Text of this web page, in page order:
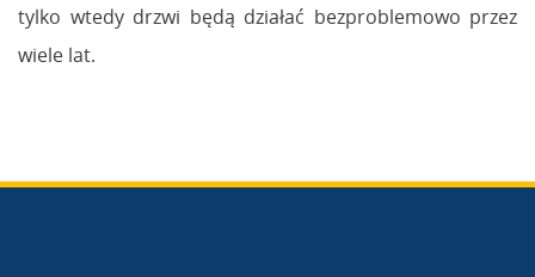
tylko wtedy drzwi będą działać bezproblemowo przez
wiele lat.